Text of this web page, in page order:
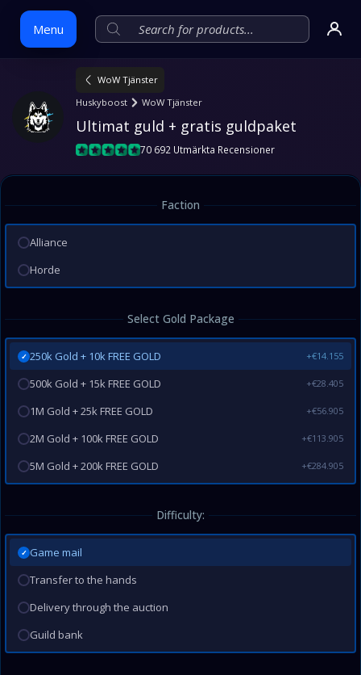
Menu
Skip
WoW Tjänster
Huskyboost
WoW Tjänster
Ultimat guld + gratis guldpaket
70 692 Utmärkta Recensioner
Faction
Alliance
Horde
Select Gold Package
✓ 250k Gold + 10k FREE GOLD +€14.155
500k Gold + 15k FREE GOLD +€28.405
1M Gold + 25k FREE GOLD +€56.905
2M Gold + 100k FREE GOLD +€113.905
5M Gold + 200k FREE GOLD +€284.905
Difficulty:
✓ Game mail
Transfer to the hands
Delivery through the auction
Guild bank